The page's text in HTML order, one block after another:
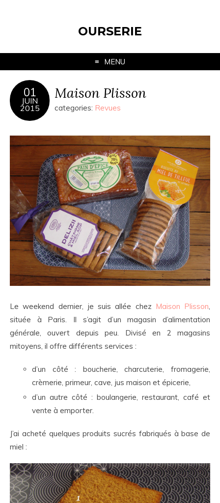
OURSERIE
MENU
01
JUIN
2015
Maison Plisson
categories: Revues
Le weekend dernier, je suis allée chez Maison Plisson,
située à Paris. Il s’agit d’un magasin d’alimentation
générale, ouvert depuis peu. Divisé en 2 magasins
mitoyens, il offre différents services :
d’un côté : boucherie, charcuterie, fromagerie,
crèmerie, primeur, cave, jus maison et épicerie,
d’un autre côté : boulangerie, restaurant, café et
vente à emporter.
J’ai acheté quelques produits sucrés fabriqués à base de
miel :